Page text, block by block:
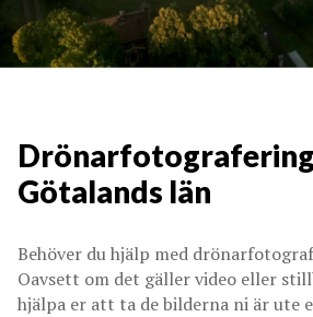
Götalands län
Behöver du hjälp med
Oavsett om det gäller video eller
hjälpa er att ta de bilderna ni är ute